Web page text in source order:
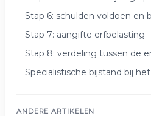
Stap 6: schulden voldoen en
Stap 7: aangifte erfbelasting
Stap 8: verdeling tussen de
Specialistische bijstand bij
ANDERE ARTIKELEN